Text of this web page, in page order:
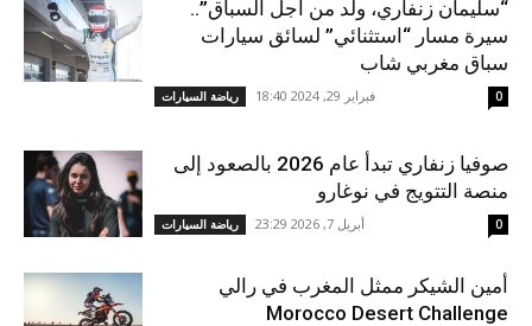
“سليمان زنفاري، ولد من أجل السباق”..
سيرة مسار “استثنائي” لسائق سيارات
سباق مغربي شاب
رياضة السيارات فبراير 29, 2024 18:40 0
صوفيا زنفاري تبدأ عام 2026 بالصعود إلى
منصة التتويج في نوغارو
رياضة السيارات أبريل 7, 2026 23:29 0
أمين الشيكر ممثل المغرب في رالي
Morocco Desert Challenge